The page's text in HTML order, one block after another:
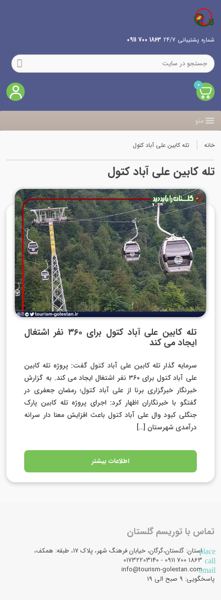
شماره پشتیبانی 24/7 1863 700 0911
0
منو
خانه تله کابین علی آباد کتول
تله کابین علی آباد کتول
تله کابین علی آباد کتول برای ۳۶۰ نفر اشتغال
ایجاد می کند
سرمایه گذار تله کابین علی آباد کتول گفت: پروژه تله کابین
علی آباد کتول برای ۳۶۰ نفر اشتغال ایجاد می کند. به گزارش
خبرنگار خبرگزاری برنا از علی آباد کتول؛ رمضان جعفری در
گفتگو با خبرنگاران اظهار کرد: اجرای پروژه تله کابین پارک
جنگلی کبود وال علی آباد کتول باعث افزایش معنا دار سرانه
درآمدی شهرستان […]
اطلاعات بیشتر
تماس با توریسم گلستان
placeاستان: گلستان،گرگان، خیابان فرهنگ شهر، پلاک 17، طبقه: همکف،
call
email
info@tourism-golestan.com
پاسخگویی: ۹ صبح الی 19